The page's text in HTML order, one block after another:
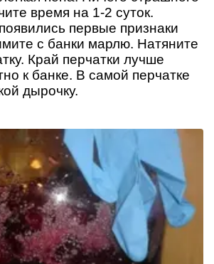
время на 1-2 суток.
первые признаки
с банки марлю. Натяните
Край перчатки лучше
к банке. В самой перчатке
дырочку.